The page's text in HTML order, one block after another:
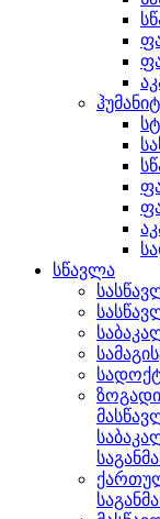
სწავლა